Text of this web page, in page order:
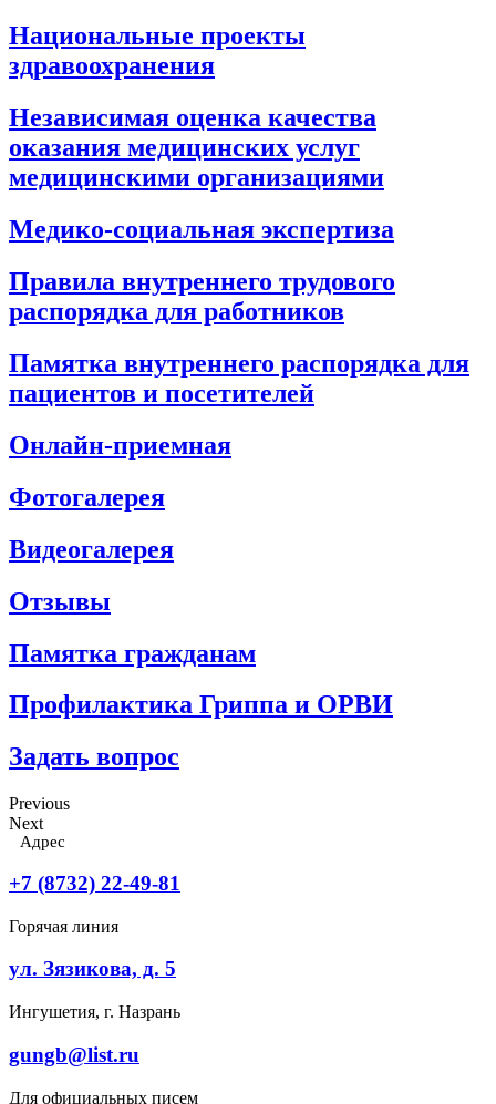
Национальные проекты
здравоохранения
Независимая оценка качества
оказания медицинских услуг
медицинскими организациями
Медико-социальная экспертиза
Правила внутреннего трудового
распорядка для работников
Памятка внутреннего распорядка для
пациентов и посетителей
Онлайн-приемная
Фотогалерея
Видеогалерея
Отзывы
Памятка гражданам
Профилактика Гриппа и ОРВИ
Задать вопрос
Previous
Next
Адрес
+7 (8732) 22-49-81
Горячая линия
ул. Зязикова, д. 5
Ингушетия, г. Назрань
gungb@list.ru
Для официальных писем